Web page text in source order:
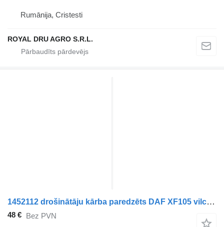
Rumānija, Cristesti
ROYAL DRU AGRO S.R.L.
1452112 drošinātāju kārba paredzēts DAF XF105 vilcēja
48 € Bez PVN